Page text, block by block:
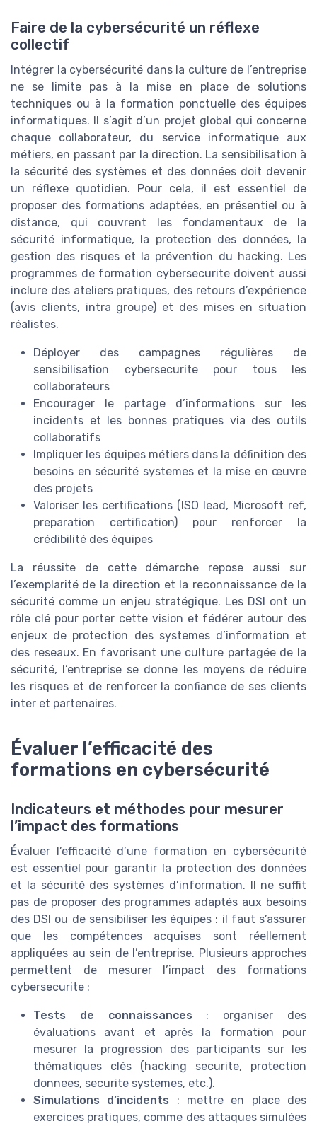
Faire de la cybersécurité un réflexe
collectif
Intégrer la cybersécurité dans la culture de l’entreprise
ne se limite pas à la mise en place de solutions
techniques ou à la formation ponctuelle des équipes
informatiques. Il s’agit d’un projet global qui concerne
chaque collaborateur, du service informatique aux
métiers, en passant par la direction. La sensibilisation à
la sécurité des systèmes et des données doit devenir
un réflexe quotidien. Pour cela, il est essentiel de
proposer des formations adaptées, en présentiel ou à
distance, qui couvrent les fondamentaux de la
sécurité informatique, la protection des données, la
gestion des risques et la prévention du hacking. Les
programmes de formation cybersecurite doivent aussi
inclure des ateliers pratiques, des retours d’expérience
(avis clients, intra groupe) et des mises en situation
réalistes.
Déployer des campagnes régulières de
sensibilisation cybersecurite pour tous les
collaborateurs
Encourager le partage d’informations sur les
incidents et les bonnes pratiques via des outils
collaboratifs
Impliquer les équipes métiers dans la définition des
besoins en sécurité systemes et la mise en œuvre
des projets
Valoriser les certifications (ISO lead, Microsoft ref,
preparation certification) pour renforcer la
crédibilité des équipes
La réussite de cette démarche repose aussi sur
l’exemplarité de la direction et la reconnaissance de la
sécurité comme un enjeu stratégique. Les DSI ont un
rôle clé pour porter cette vision et fédérer autour des
enjeux de protection des systemes d’information et
des reseaux. En favorisant une culture partagée de la
sécurité, l’entreprise se donne les moyens de réduire
les risques et de renforcer la confiance de ses clients
inter et partenaires.
Évaluer l’efficacité des
formations en cybersécurité
Indicateurs et méthodes pour mesurer
l’impact des formations
Évaluer l’efficacité d’une formation en cybersécurité
est essentiel pour garantir la protection des données
et la sécurité des systèmes d’information. Il ne suffit
pas de proposer des programmes adaptés aux besoins
des DSI ou de sensibiliser les équipes : il faut s’assurer
que les compétences acquises sont réellement
appliquées au sein de l’entreprise. Plusieurs approches
permettent de mesurer l’impact des formations
cybersecurite :
Tests de connaissances : organiser des
évaluations avant et après la formation pour
mesurer la progression des participants sur les
thématiques clés (hacking securite, protection
donnees, securite systemes, etc.).
Simulations d’incidents : mettre en place des
exercices pratiques, comme des attaques simulées